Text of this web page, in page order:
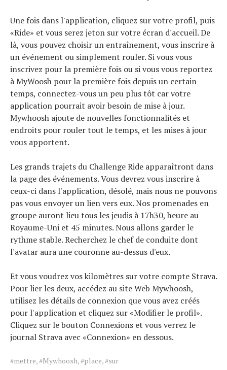
Une fois dans l'application, cliquez sur votre profil, puis
«Ride» et vous serez jeton sur votre écran d'accueil. De
là, vous pouvez choisir un entraînement, vous inscrire à
un événement ou simplement rouler. Si vous vous
inscrivez pour la première fois ou si vous vous reportez
à MyWoosh pour la première fois depuis un certain
temps, connectez-vous un peu plus tôt car votre
application pourrait avoir besoin de mise à jour.
Mywhoosh ajoute de nouvelles fonctionnalités et
endroits pour rouler tout le temps, et les mises à jour
vous apportent.
Les grands trajets du Challenge Ride apparaîtront dans
la page des événements. Vous devrez vous inscrire à
ceux-ci dans l'application, désolé, mais nous ne pouvons
pas vous envoyer un lien vers eux. Nos promenades en
groupe auront lieu tous les jeudis à 17h30, heure au
Royaume-Uni et 45 minutes. Nous allons garder le
rythme stable. Recherchez le chef de conduite dont
l'avatar aura une couronne au-dessus d'eux.
Et vous voudrez vos kilomètres sur votre compte Strava.
Pour lier les deux, accédez au site Web Mywhoosh,
utilisez les détails de connexion que vous avez créés
pour l'application et cliquez sur «Modifier le profil».
Cliquez sur le bouton Connexions et vous verrez le
journal Strava avec «Connexion» en dessous.
Tags
#mettre,#Mywhoosh,#place,#sur